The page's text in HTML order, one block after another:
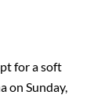
for a soft
on Sunday,